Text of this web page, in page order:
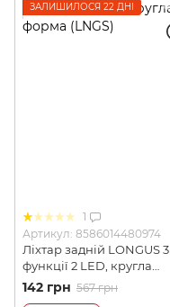
ЗАЛИШИЛОСЯ 22 ДНІ
1
Артикул: 8586014480974
Ліхтар задній LONGUS 3
функції 2 LED, кругла
форма (LNGS)
142 грн 567 грн